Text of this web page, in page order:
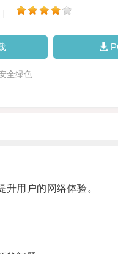
全绿色
用户的网络体验。